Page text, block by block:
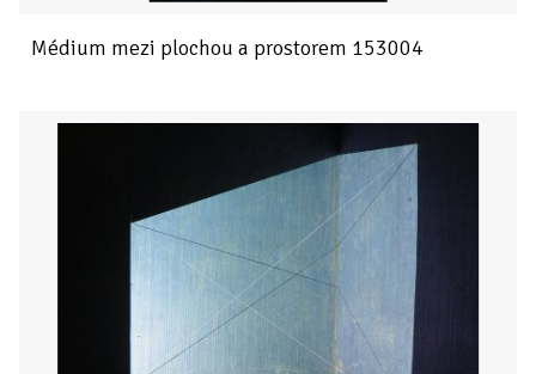
Médium mezi plochou a prostorem 153004